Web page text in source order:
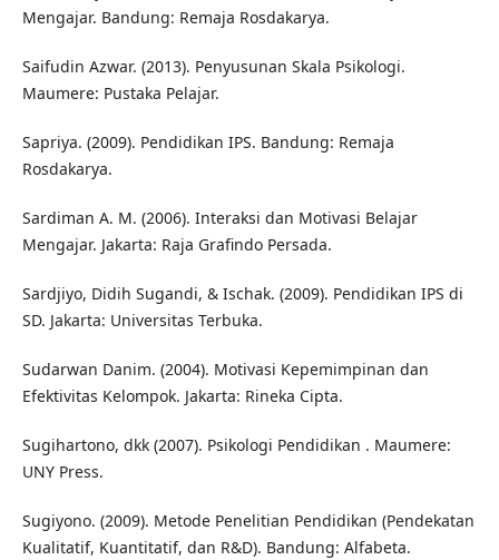
Mengajar. Bandung: Remaja Rosdakarya.
Saifudin Azwar. (2013). Penyusunan Skala Psikologi.
Maumere: Pustaka Pelajar.
Sapriya. (2009). Pendidikan IPS. Bandung: Remaja
Rosdakarya.
Sardiman A. M. (2006). Interaksi dan Motivasi Belajar
Mengajar. Jakarta: Raja Grafindo Persada.
Sardjiyo, Didih Sugandi, & Ischak. (2009). Pendidikan IPS di
SD. Jakarta: Universitas Terbuka.
Sudarwan Danim. (2004). Motivasi Kepemimpinan dan
Efektivitas Kelompok. Jakarta: Rineka Cipta.
Sugihartono, dkk (2007). Psikologi Pendidikan . Maumere:
UNY Press.
Sugiyono. (2009). Metode Penelitian Pendidikan (Pendekatan
Kualitatif, Kuantitatif, dan R&D). Bandung: Alfabeta.